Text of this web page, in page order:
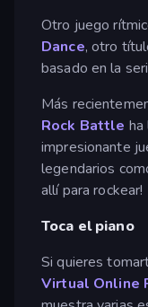
Otro juego
Dance, otro
basado en la
Más
Rock Battle ha
impresionante
legendarios
allí para rockear!
Toca el piano
Si quieres
Virtual Online